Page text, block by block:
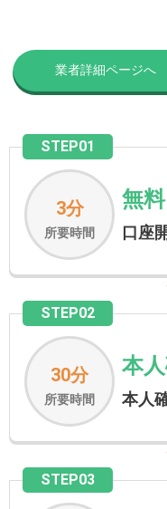
業者詳細ページへ
STEP01
3分
所要時間
無
口座
STEP02
30分
所要時間
本
本人
STEP03